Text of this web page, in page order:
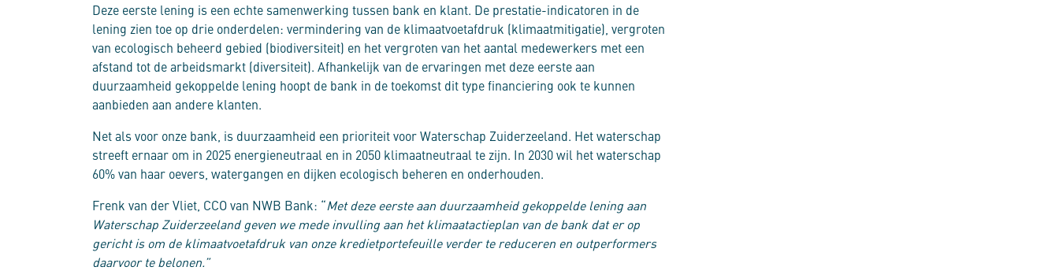
Deze eerste lening is een echte samenwerking tussen bank en klant. De prestatie-indicatoren in de
lening zien toe op drie onderdelen: vermindering van de klimaatvoetafdruk (klimaatmitigatie), vergroten
van ecologisch beheerd gebied (biodiversiteit) en het vergroten van het aantal medewerkers met een
afstand tot de arbeidsmarkt (diversiteit). Afhankelijk van de ervaringen met deze eerste aan
duurzaamheid gekoppelde lening hoopt de bank in de toekomst dit type financiering ook te kunnen
aanbieden aan andere klanten.
Net als voor onze bank, is duurzaamheid een prioriteit voor Waterschap Zuiderzeeland. Het waterschap
streeft ernaar om in 2025 energieneutraal en in 2050 klimaatneutraal te zijn. In 2030 wil het waterschap
60% van haar oevers, watergangen en dijken ecologisch beheren en onderhouden.
Frenk van der Vliet, CCO van NWB Bank: “Met deze eerste aan duurzaamheid gekoppelde lening aan
Waterschap Zuiderzeeland geven we mede invulling aan het klimaatactieplan van de bank dat er op
gericht is om de klimaatvoetafdruk van onze kredietportefeuille verder te reduceren en outperformers
daarvoor te belonen.”